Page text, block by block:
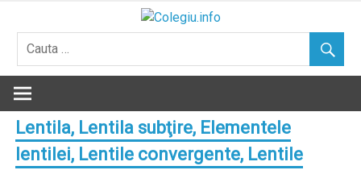
content
Lentila, Lentila subţire, Elementele
lentilei, Lentile convergente, Lentile